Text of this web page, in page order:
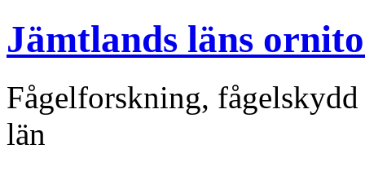
Jämtlands läns
Fågelforskning,
län